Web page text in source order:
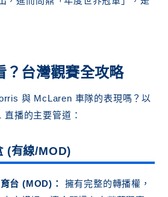
？台灣觀賽全攻略
與 McLaren 車隊的表現嗎？以
播的主要管道：
(有線/MOD)
台 (MOD)：
擁有完整的轉播權，